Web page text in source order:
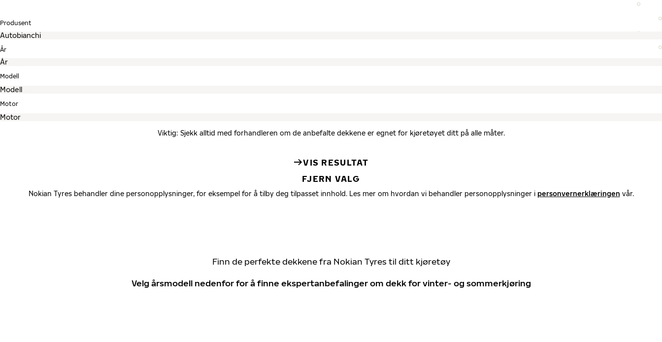
Produsent
År
Modell
Motor
Viktig: Sjekk alltid med forhandleren om de anbefalte dekkene er egnet for kjøretøyet ditt på alle måter.
VIS RESULTAT
FJERN VALG
Nokian Tyres behandler dine personopplysninger, for eksempel for å tilby deg tilpasset innhold. Les mer om hvordan vi behandler personopplysninger i personvernerklæringen vår.
Finn de perfekte dekkene fra Nokian Tyres til ditt kjøretøy
Velg årsmodell nedenfor for å finne ekspertanbefalinger om dekk for vinter- og sommerkjøring